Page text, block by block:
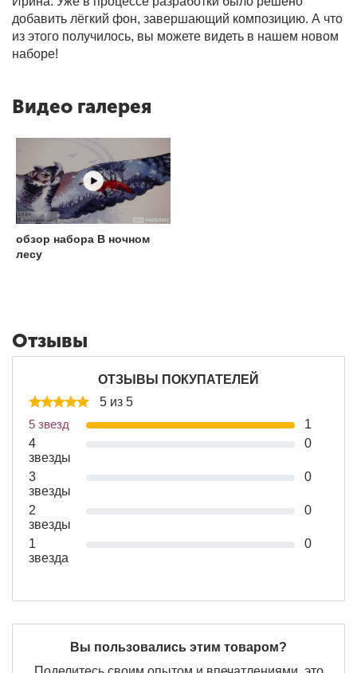
добавить лёгкий фон, завершающий композицию. А что
из этого получилось, вы можете видеть в нашем новом
наборе!
Видео галерея
обзор набора В ночном
лесу
Отзывы
ОТЗЫВЫ ПОКУПАТЕЛЕЙ
5 из 5
5 звезд
1
4
звезды
0
3
звезды
0
2
звезды
0
1
звезда
0
Вы пользовались этим товаром?